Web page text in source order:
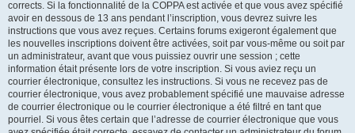
corrects. Si la fonctionnalité de la COPPA est activée et que vous avez spécifié
avoir en dessous de 13 ans pendant l’inscription, vous devrez suivre les
instructions que vous avez reçues. Certains forums exigeront également que
les nouvelles inscriptions doivent être activées, soit par vous-même ou soit par
un administrateur, avant que vous puissiez ouvrir une session ; cette
information était présente lors de votre inscription. Si vous aviez reçu un
courrier électronique, consultez les instructions. Si vous ne recevez pas de
courrier électronique, vous avez probablement spécifié une mauvaise adresse
de courrier électronique ou le courrier électronique a été filtré en tant que
pourriel. Si vous êtes certain que l’adresse de courrier électronique que vous